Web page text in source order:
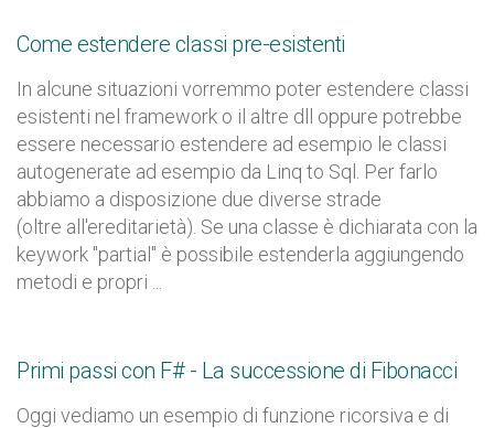
Come estendere classi pre-esistenti
In alcune situazioni vorremmo poter estendere classi
esistenti nel framework o il altre dll oppure potrebbe
essere necessario estendere ad esempio le classi
autogenerate ad esempio da Linq to Sql. Per farlo
abbiamo a disposizione due diverse strade
(oltre all'ereditarietà). Se una classe è dichiarata con la
keywork "partial" è possibile estenderla aggiungendo
metodi e propri ...
Primi passi con F# - La successione di Fibonacci
Oggi vediamo un esempio di funzione ricorsiva e di